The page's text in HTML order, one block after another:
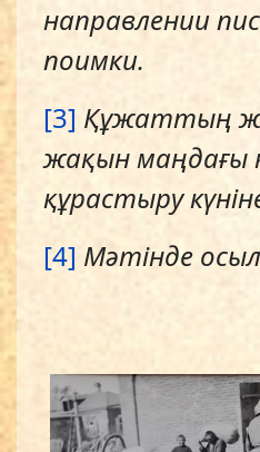
направлении
поимки.
[3] Құжаттың
жақын
құрастыру
[4] Мәтінде